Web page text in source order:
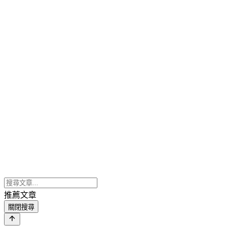
推薦文章
關閉搜尋